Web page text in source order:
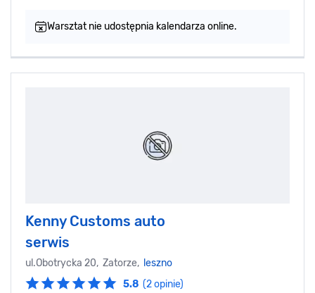
Warsztat nie udostępnia kalendarza online.
Kenny Customs auto
serwis
ul.Obotrycka 20, Zatorze, leszno
5.8 (2 opinie)